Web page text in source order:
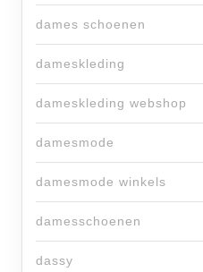
dames schoenen
dameskleding
dameskleding webshop
damesmode
damesmode winkels
damesschoenen
dassy